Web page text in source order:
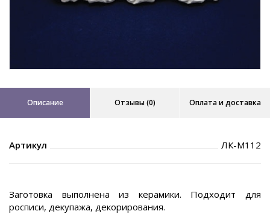
Описание Отзывы (0) Оплата и доставка
Артикул ЛК-М112
Заготовка выполнена из керамики. Подходит для
росписи, декупажа, декорирования.